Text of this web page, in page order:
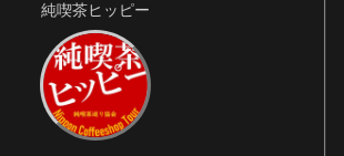
純喫茶ヒッピー